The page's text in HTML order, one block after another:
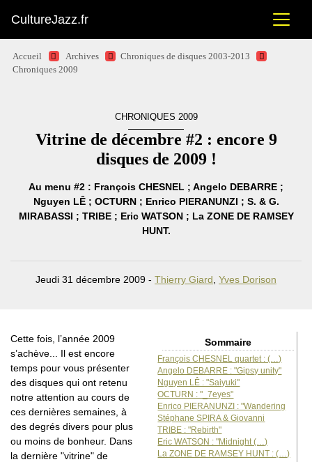
CultureJazz.fr
Accueil Archives
Chroniques de disques 2003-2013
Chroniques 2009
CHRONIQUES 2009
Vitrine de décembre #2 : encore 9
disques de 2009 !
Au menu #2 : François CHESNEL ; Angelo DEBARRE ;
Nguyen LÊ ; OCTURN ; Enrico PIERANUNZI ; S. & G.
MIRABASSI ; TRIBE ; Eric WATSON ; La ZONE DE RAMSEY
HUNT.
Jeudi 31 décembre 2009 - Thierry Giard Yves Dorison
Sommaire
François CHESNEL quartet : (…)
Angelo DEBARRE : "Gipsy unity"
Nguyen LÊ : "Saiyuki"
OCTURN : "_7eyes"
Enrico PIERANUNZI : "Wandering
Stéphane SPIRA & Giovanni
TRIBE : "Rebirth"
Eric WATSON : "Midnight (…)
La ZONE DE RAMSEY HUNT : (…)
Cette fois, l’année 2009
s’achève... Il est encore
temps pour vous présenter
des disques qui ont retenu
notre attention au cours de
ces dernières semaines, à
des degrés divers pour plus
ou moins de bonheur. Dans
la dernière "vitrine" de